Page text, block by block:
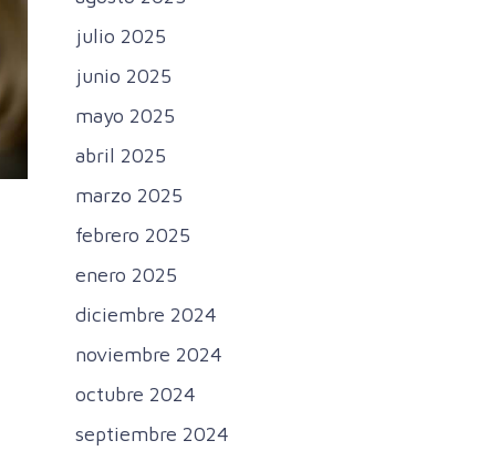
julio 2025
junio 2025
mayo 2025
abril 2025
marzo 2025
febrero 2025
enero 2025
diciembre 2024
noviembre 2024
octubre 2024
septiembre 2024